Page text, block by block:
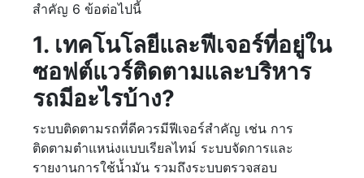
สำคัญ 6 ข้อต่อไปนี้
1. เทคโนโลยีและฟีเจอร์ที่อยู่ใน
ซอฟต์แวร์ติดตามและบริหาร
รถมีอะไรบ้าง?
ระบบติดตามรถที่ดีควรมีฟีเจอร์สำคัญ เช่น การ
ติดตามตำแหน่งแบบเรียลไทม์ ระบบจัดการและ
รายงานการใช้น้ำมัน รวมถึงระบบตรวจสอบ